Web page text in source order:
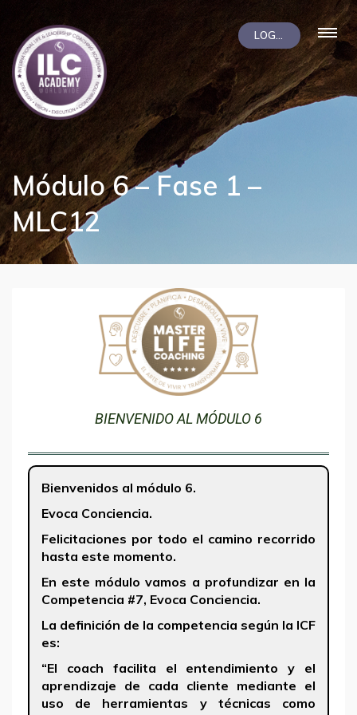
Módulo 6 – Fase 1 –
MLC12
BIENVENIDO AL MÓDULO 6
Bienvenidos al módulo 6.
Evoca Conciencia.
Felicitaciones por todo el camino recorrido
hasta este momento.
En este módulo vamos a profundizar en la
Competencia #7, Evoca Conciencia.
La definición de la competencia según la ICF
es:
“El coach facilita el entendimiento y el
aprendizaje de cada cliente mediante el
uso de herramientas y técnicas como